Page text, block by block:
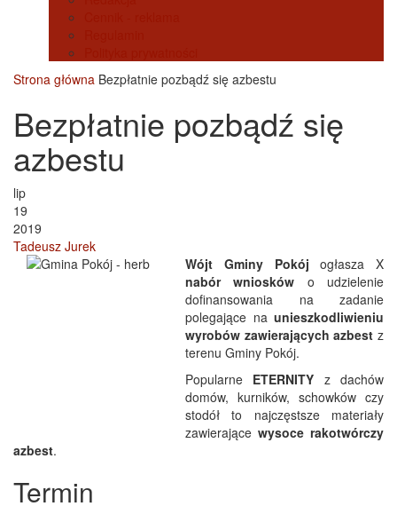
Strona główna Bezpłatnie pozbądź się azbestu
Bezpłatnie pozbądź się
azbestu
lip
19
2019
Tadeusz Jurek
Wójt Gminy Pokój ogłasza X
nabór wniosków o udzielenie
dofinansowania na zadanie
polegające na unieszkodliwieniu
wyrobów zawierających azbest z
terenu Gminy Pokój.
Popularne ETERNITY z dachów
domów, kurników, schowków czy
stodół to najczęstsze materiały
zawierające wysoce rakotwórczy
azbest.
Termin